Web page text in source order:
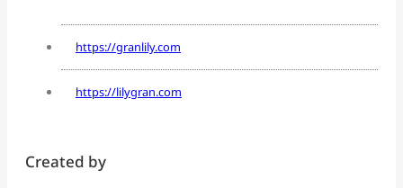
https://granlily.com
https://lilygran.com
Created by